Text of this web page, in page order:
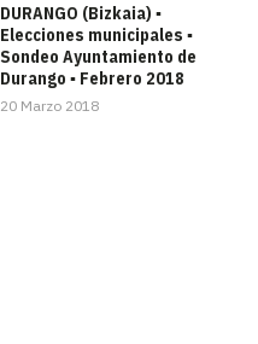
DURANGO (Bizkaia) ▪
Elecciones municipales ▪
Sondeo Ayuntamiento de
Durango ▪ Febrero 2018
20 Marzo 2018